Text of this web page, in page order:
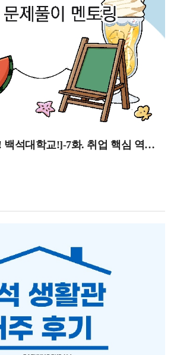
율해 두는 것이 좋습니다. 하계
학생분들께서는 남은 기간 동안
어가며 알찬 방학을 보내시기
월 2일 1학기 성적열람 기간두 번째로
은 1학기 성적열람 기간입니다.
이의 신청 방법은 종합정보시스템에서
가 성적확인 및 이의신청의 과정을
과목의 성적은 수업/평가계획서에
량평가점수를 합산하여 산출하기
없는지 확인해보시기 바랍니다.성적
식이 상이할 수 있으니 확인 후 이의
부터 2026년 7월 2일 목요일 오후
성적 마감과 학기성적조회 및 성적표
7월 3일 금요일 오후 3시부터이며 이
확정 성적을 확인할 수 있습니다.한
분 고생 많으셨고 기간 내에 꼭
시기 바랍니다.7월 3일 1학기 성적
일은 1학기 성적 마감일입니다. 성적
수님의 성적 입력과 이의신청
[아는 만큼 보인다! 백석대학교!]-7화. 취업 핵심 역량 UP! NCS 문제풀이 멘토링]